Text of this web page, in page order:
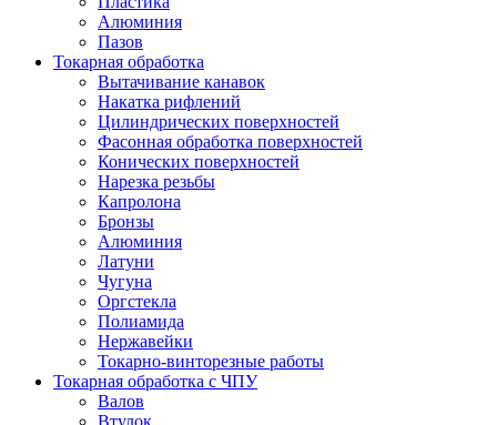
Алюминия
Пазов
Токарная обработка
Вытачивание канавок
Накатка рифлений
Цилиндрических поверхностей
Фасонная обработка поверхностей
Конических поверхностей
Нарезка резьбы
Капролона
Бронзы
Алюминия
Латуни
Чугуна
Оргстекла
Полиамида
Нержавейки
Токарно-винторезные работы
Токарная обработка с ЧПУ
Валов